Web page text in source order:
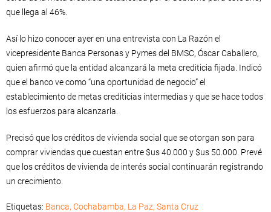
que llega al 46%.
Así lo hizo conocer ayer en una entrevista con La Razón el
vicepresidente Banca Personas y Pymes del BMSC, Óscar Caballero,
quien afirmó que la entidad alcanzará la meta crediticia fijada. Indicó
que el banco ve como “una oportunidad de negocio” el
establecimiento de metas crediticias intermedias y que se hace todos
los esfuerzos para alcanzarla.
Precisó que los créditos de vivienda social que se otorgan son para
comprar viviendas que cuestan entre $us 40.000 y $us 50.000. Prevé
que los créditos de vivienda de interés social continuarán registrando
un crecimiento.
Etiquetas: Banca, Cochabamba, La Paz, Santa Cruz